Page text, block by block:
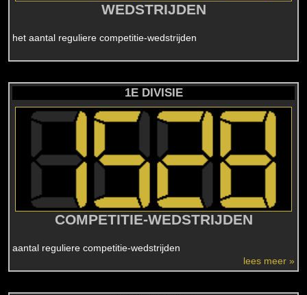
WEDSTRIJDEN
het aantal reguliere competitie-wedstrijden
1E DIVISIE
COMPETITIE-WEDSTRIJDEN
aantal reguliere competitie-wedstrijden
lees meer »